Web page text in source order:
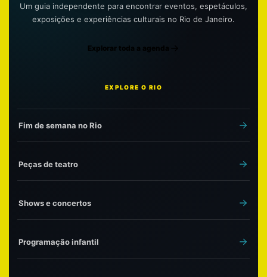
Um guia independente para encontrar eventos, espetáculos,
exposições e experiências culturais no Rio de Janeiro.
Explorar toda a agenda
EXPLORE O RIO
Fim de semana no Rio
Peças de teatro
Shows e concertos
Programação infantil